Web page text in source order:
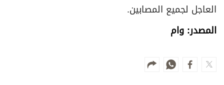
العاجل لجميع المصابين.
المصدر: وام